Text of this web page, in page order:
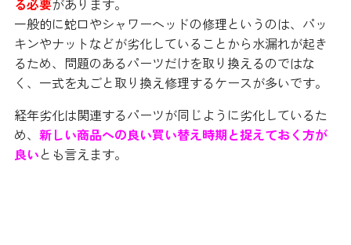
一般的に蛇口やシャワーヘッドの修理というのは、パッ
キンやナットなどが劣化していることから水漏れが起き
るため、問題のあるパーツだけを取り換えるのではな
く、一式を丸ごと取り換え修理するケースが多いです。
経年劣化は関連するパーツが同じように劣化しているた
め、 新しい商品への良い買い替え時期と捉えておく方が
良いとも言えます。